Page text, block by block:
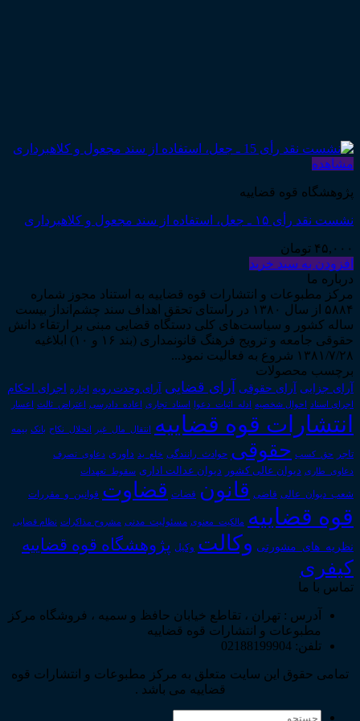
مشاهده
پژوهشگاه قوه قضاییه
نشست نقد رأی ۱۵ ـ جعل، استفاده از سند مجعول و کلاهبرداری
۴۵,۰۰۰ تومان
افزودن به سبد خرید
درباره ما
مرکز مطبوعات و انتشارات قوه قضاییه به استناد مجوز شماره
۵۸۸۴ از سال ۱۳۸۰ در راستای تحقق اهداف سند چشم‌انداز بیست
ساله کشور و سیاست‌های کلی دستگاه قضایی مبنی بر ارتقاء دانش
حقوقی جامعه و ترویج فرهنگ قانونمداری (بند ۱۶ و ۱۰) ابلاغیه
۱۳۸۱/۷/۲۸ شروع به فعالیت نمود...
برچسب محصولات
آرای جزایی آرای حقوقی آرای قضایی آرای وحدت رویه اجاره اجرای احکام
اجرای اسناد احوال شخصیه ادله_اثبات_دعوا اسناد_تجاری اعاده_دادرسی اعتراض_ثالث اعسار
انتشارات قوه قضاییه انتقال_مال_غیر انحلال_نکاح بانک بیمه
تاجر حق_کسب حقوقی حوادث_رانندگی خلع_ید داوری دعاوی_تصرف
دعاوی_طاری دیوان عالی کشور دیوان عدالت اداری سقوط_تعهدات
شعب_دیوان_عالی قاضی قانون قضات قضاوت قوانین_و_مقررات
قوه قضاییه مالکیت_معنوی مسئولیت_مدنی مشروح مذاکرات نظام قضایی
نظریه_های_مشورتی وکالت وکیل پژوهشگاه قوه قضاییه
کیفری
تماس با ما
آدرس : تهران ، تقاطع خیابان حافظ و سمیه ، فروشگاه مرکز
مطبوعات و انتشارات قوه قضاییه
تلفن: 02188199904
تمامی حقوق این سایت متعلق به مرکز مطبوعات و انتشارات قوه
قضاییه می باشد .
جستجو